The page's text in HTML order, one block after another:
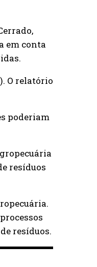
em conta
O relatório
poderiam
resíduos
resíduos.